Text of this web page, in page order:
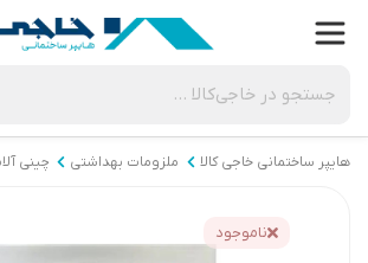
هایپر ساختمانی خاجی‌ کالا ملزومات بهداشتی چینی
ناموجود